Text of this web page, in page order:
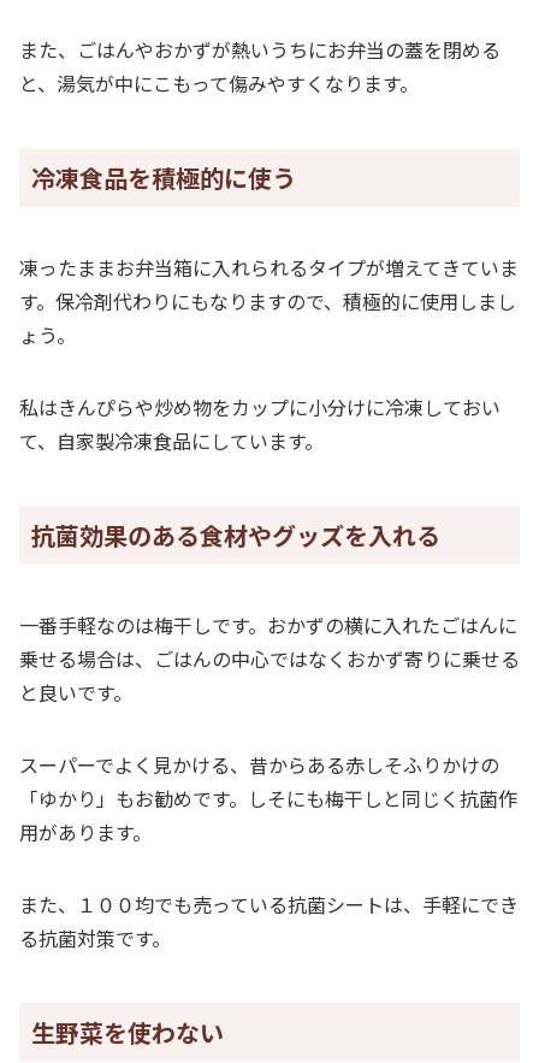
また、ごはんやおかずが熱いうちにお弁当の蓋を閉める
と、湯気が中にこもって傷みやすくなります。
冷凍食品を積極的に使う
凍ったままお弁当箱に入れられるタイプが増えてきていま
す。保冷剤代わりにもなりますので、積極的に使用しまし
ょう。
私はきんぴらや炒め物をカップに小分けに冷凍しておい
て、自家製冷凍食品にしています。
抗菌効果のある食材やグッズを入れる
一番手軽なのは梅干しです。おかずの横に入れたごはんに
乗せる場合は、ごはんの中心ではなくおかず寄りに乗せる
と良いです。
スーパーでよく見かける、昔からある赤しそふりかけの
「ゆかり」もお勧めです。しそにも梅干しと同じく抗菌作
用があります。
また、１００均でも売っている抗菌シートは、手軽にでき
る抗菌対策です。
生野菜を使わない